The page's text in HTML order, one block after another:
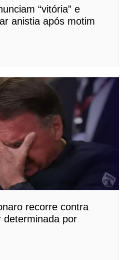
“vitória” e
anistia após motim
recorre contra
determinada por